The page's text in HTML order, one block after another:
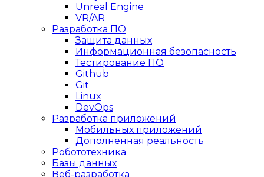
Unreal Engine
VR/AR
Разработка ПО
Защита данных
Информационная безопасность
Тестирование ПО
Github
Git
Linux
DevOps
Разработка приложений
Мобильных приложений
Дополненная реальность
Робототехника
Базы данных
Веб-разработка